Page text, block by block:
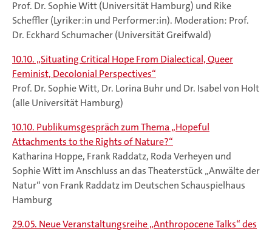
Prof. Dr. Sophie Witt (Universität Hamburg) und Rike
Scheffler (Lyriker:in und Performer:in). Moderation: Prof.
Dr. Eckhard Schumacher (Universität Greifwald)
10.10. „Situating Critical Hope From Dialectical, Queer
Feminist, Decolonial Perspectives“
Prof. Dr. Sophie Witt, Dr. Lorina Buhr und Dr. Isabel von Holt
(alle Universität Hamburg)
10.10. Publikumsgespräch zum Thema „Hopeful
Attachments to the Rights of Nature?“
Katharina Hoppe, Frank Raddatz, Roda Verheyen und
Sophie Witt im Anschluss an das Theaterstück „Anwälte der
Natur“ von Frank Raddatz im Deutschen Schauspielhaus
Hamburg
29.05. Neue Veranstaltungsreihe „Anthropocene Talks“ des